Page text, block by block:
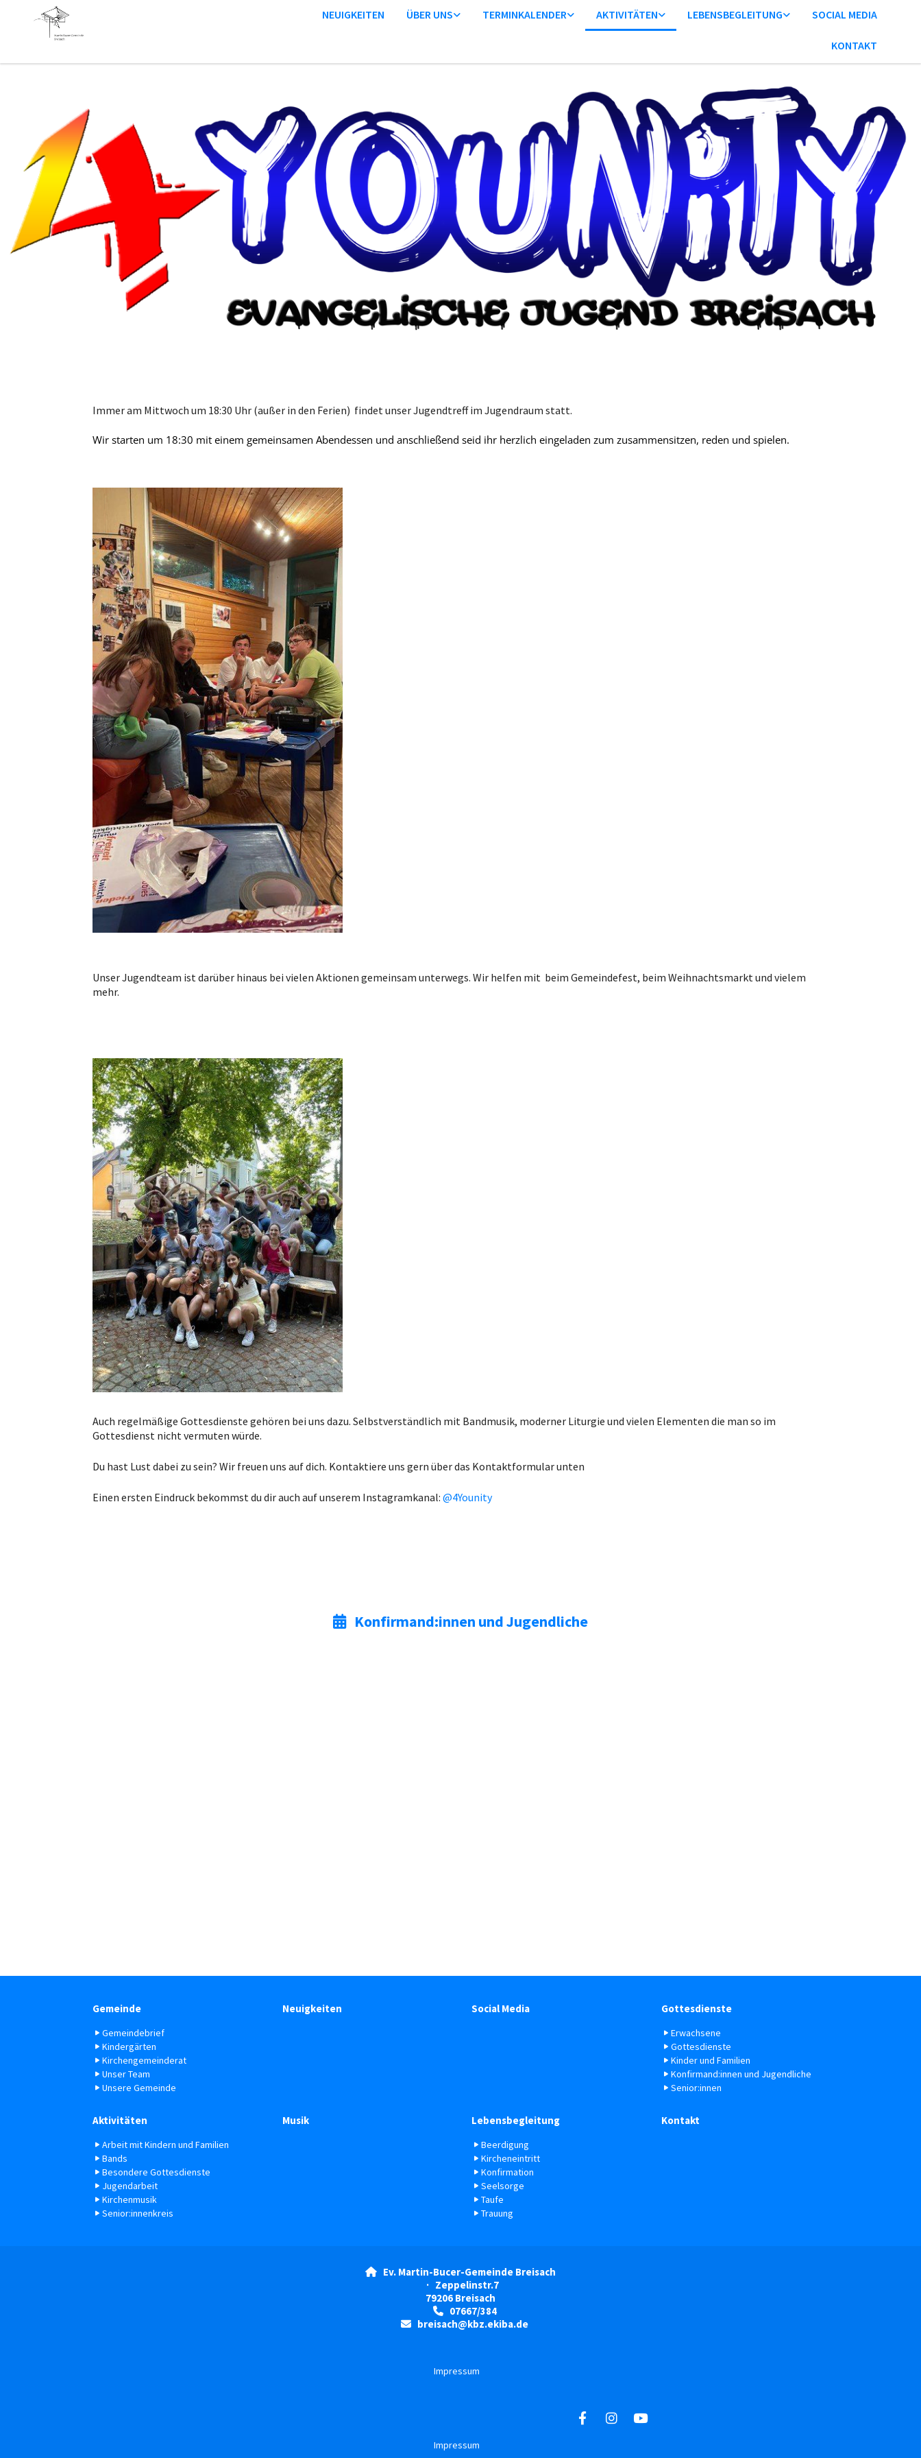
NEUIGKEITEN ÜBER UNS TERMINKALENDER AKTIVITÄTEN LEBENSBEGLEITUNG SOCIAL MEDIA
KONTAKT
Immer am Mittwoch um 18:30 Uhr (außer in den Ferien) findet unser Jugendtreff im Jugendraum statt.
Wir starten um 18:30 mit einem gemeinsamen Abendessen und anschließend seid ihr herzlich eingeladen zum zusammensitzen, reden und spielen.
Unser Jugendteam ist darüber hinaus bei vielen Aktionen gemeinsam unterwegs. Wir helfen mit beim Gemeindefest, beim Weihnachtsmarkt und vielem
mehr.
Auch regelmäßige Gottesdienste gehören bei uns dazu. Selbstverständlich mit Bandmusik, moderner Liturgie und vielen Elementen die man so im
Gottesdienst nicht vermuten würde.
Du hast Lust dabei zu sein? Wir freuen uns auf dich. Kontaktiere uns gern über das Kontaktformular unten
Einen ersten Eindruck bekommst du dir auch auf unserem Instagramkanal: @4Younity
Konfirmand:innen und Jugendliche
Gemeinde
Gemeindebrief
Kindergärten
Kirchengemeinderat
Unser Team
Unsere Gemeinde
Neuigkeiten Social Media Gottesdienste
Erwachsene
Gottesdienste
Kinder und Familien
Konfirmand:innen und Jugendliche
Senior:innen
Aktivitäten
Arbeit mit Kindern und Familien
Bands
Besondere Gottesdienste
Jugendarbeit
Kirchenmusik
Senior:innenkreis
Musik Lebensbegleitung
Beerdigung
Kircheneintritt
Konfirmation
Seelsorge
Taufe
Trauung
Kontakt

Ev. Martin-Bucer-Gemeinde Breisach
· Zeppelinstr.7
79206 Breisach
07667/384
 breisach@kbz.ekiba.de
Impressum
Impressum